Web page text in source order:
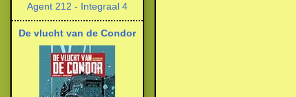
Agent 212 - Integraal 4
De vlucht van de Condor